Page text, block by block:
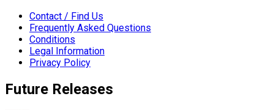
Contact / Find Us
Frequently Asked Questions
Conditions
Legal Information
Privacy Policy
Future Releases